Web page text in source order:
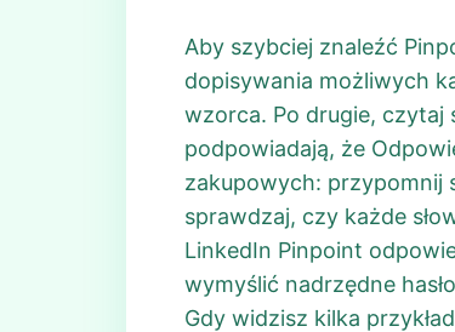
Aby szybciej znaleźć
dopisywania możliwych
wzorca. Po drugie, czytaj
podpowiadają, że
zakupowych: przypomnij
sprawdzaj, czy każde
LinkedIn Pinpoint
wymyślić nadrzędne
Gdy widzisz kilka